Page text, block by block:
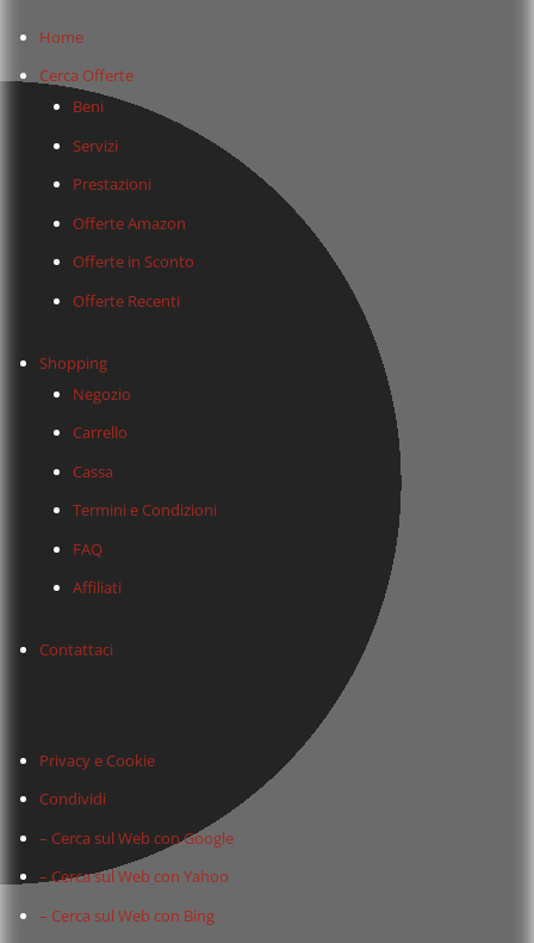
Home
Cerca Offerte
Beni
Servizi
Prestazioni
Offerte Amazon
Offerte in Sconto
Offerte Recenti
Shopping
Negozio
Carrello
Cassa
Termini e Condizioni
FAQ
Affiliati
Contattaci
Privacy e Cookie
Condividi
– Cerca sul Web con Google
– Cerca sul Web con Yahoo
– Cerca sul Web con Bing